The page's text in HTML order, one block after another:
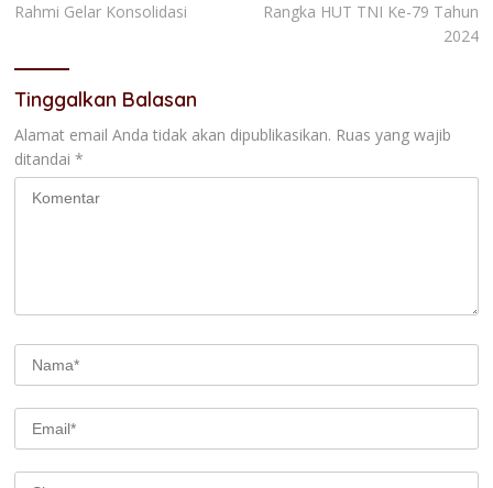
Rahmi Gelar Konsolidasi
Rangka HUT TNI Ke-79 Tahun
2024
Tinggalkan Balasan
Alamat email Anda tidak akan dipublikasikan. Ruas yang wajib
ditandai *